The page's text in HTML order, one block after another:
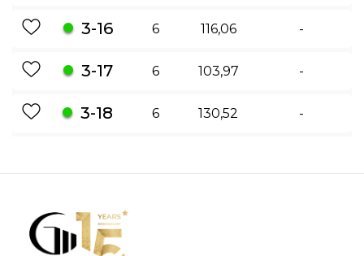
3-16 6 116,06 -
3-17 6 103,97 -
3-18 6 130,52 -